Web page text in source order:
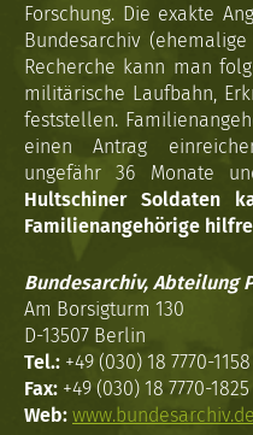
Forschung. Die exakte
Bundesarchiv
Recherche kann man
militärische Laufbahn,
feststellen.
einen Antrag
ungefähr 36 Monate
Hultschiner Soldaten
Familienangehörige
Bundesarchiv, Abteilung
Am Borsigturm 130
D-13507 Berlin
Tel.: +49 (030) 18 7770-1158
Fax: +49 (030) 18 7770-1825
Web: www.bundesarchiv.de